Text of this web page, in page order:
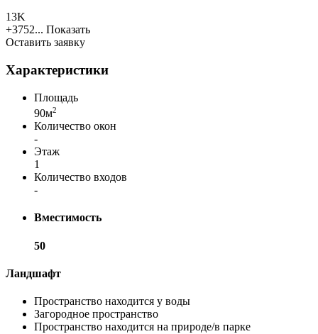
13K
+3752... Показать
Оставить заявку
Характеристики
Площадь
90м2
Количество окон
-
Этаж
1
Количество входов
-
Вместимость
50
Ландшафт
Пространство находится у воды
Загородное пространство
Пространство находится на природе/в парке